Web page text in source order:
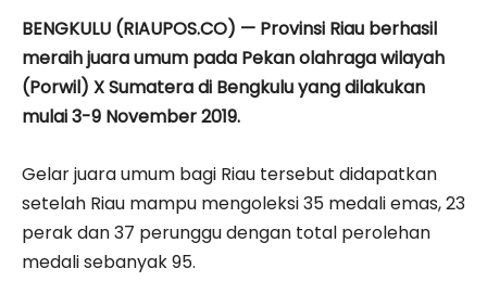
BENGKULU (RIAUPOS.CO) — Provinsi Riau berhasil
meraih juara umum pada Pekan olahraga wilayah
(Porwil) X Sumatera di Bengkulu yang dilakukan
mulai 3-9 November 2019.
Gelar juara umum bagi Riau tersebut didapatkan
setelah Riau mampu mengoleksi 35 medali emas, 23
perak dan 37 perunggu dengan total perolehan
medali sebanyak 95.